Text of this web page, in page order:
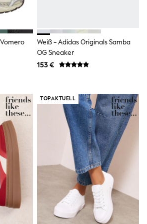
Weiß - Adidas Originals Samba
OG Sneaker
153 €
TOPAKTUELL